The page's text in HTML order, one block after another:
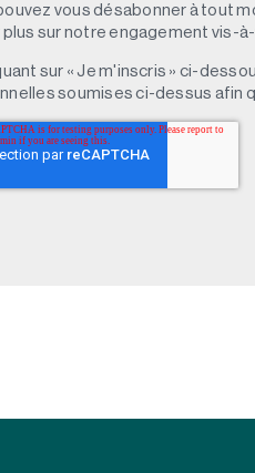
vous désabonner à tout
plus sur notre engagement vis-
sur « Je m'inscris » ci-
soumises ci-dessus afin